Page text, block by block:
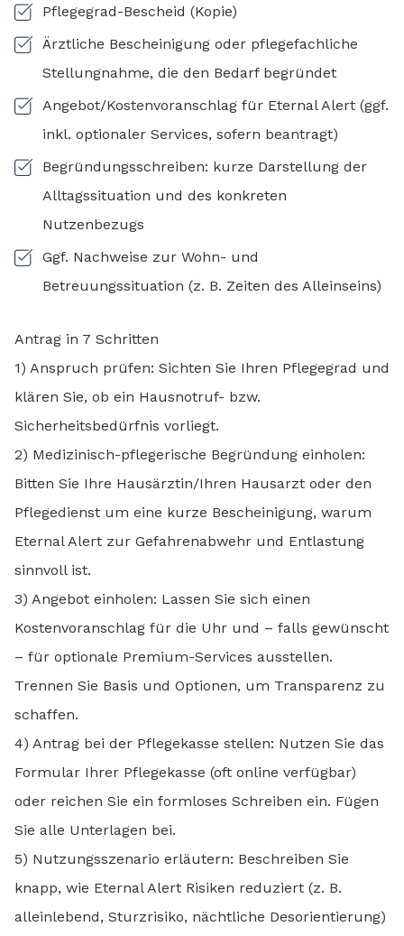
Pflegegrad-Bescheid (Kopie)
Ärztliche Bescheinigung oder pflegefachliche
Stellungnahme, die den Bedarf begründet
Angebot/Kostenvoranschlag für Eternal Alert (ggf.
inkl. optionaler Services, sofern beantragt)
Begründungsschreiben: kurze Darstellung der
Alltagssituation und des konkreten
Nutzenbezugs
Ggf. Nachweise zur Wohn- und
Betreuungssituation (z. B. Zeiten des Alleinseins)
Antrag in 7 Schritten
1) Anspruch prüfen: Sichten Sie Ihren Pflegegrad und
klären Sie, ob ein Hausnotruf- bzw.
Sicherheitsbedürfnis vorliegt.
2) Medizinisch-pflegerische Begründung einholen:
Bitten Sie Ihre Hausärztin/Ihren Hausarzt oder den
Pflegedienst um eine kurze Bescheinigung, warum
Eternal Alert zur Gefahrenabwehr und Entlastung
sinnvoll ist.
3) Angebot einholen: Lassen Sie sich einen
Kostenvoranschlag für die Uhr und – falls gewünscht
– für optionale Premium-Services ausstellen.
Trennen Sie Basis und Optionen, um Transparenz zu
schaffen.
4) Antrag bei der Pflegekasse stellen: Nutzen Sie das
Formular Ihrer Pflegekasse (oft online verfügbar)
oder reichen Sie ein formloses Schreiben ein. Fügen
Sie alle Unterlagen bei.
5) Nutzungsszenario erläutern: Beschreiben Sie
knapp, wie Eternal Alert Risiken reduziert (z. B.
alleinlebend, Sturzrisiko, nächtliche Desorientierung)